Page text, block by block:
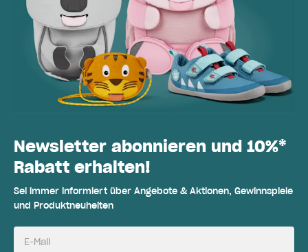
Newsletter abonnieren und 10%*
Rabatt erhalten!
Sei immer informiert über Angebote & Aktionen, Gewinnspiele
und Produktneuheiten
E-Mail